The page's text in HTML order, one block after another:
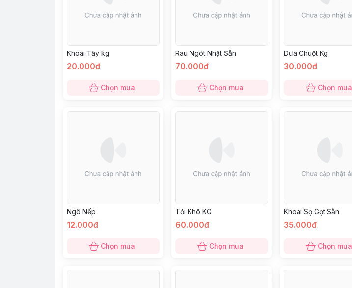
Khoai Tây kg
20.000đ
Chọn mua
Rau Ngót Nhặt Sẵn
70.000đ
Chọn mua
Dưa Chuột Kg
30.000đ
Chọn mua
Ngô Nếp
12.000đ
Chọn mua
Tỏi Khô KG
60.000đ
Chọn mua
Khoai Sọ Gọt Sẵn
35.000đ
Chọn mua